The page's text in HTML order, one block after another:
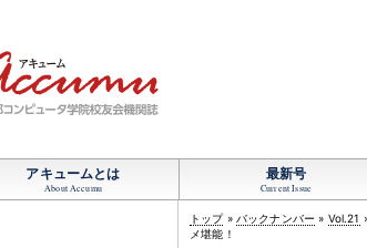
アキュームとは
About Accumu
最新号
Current Issue
トップ» バックナンバー » Vol.21
メ堪能 ！